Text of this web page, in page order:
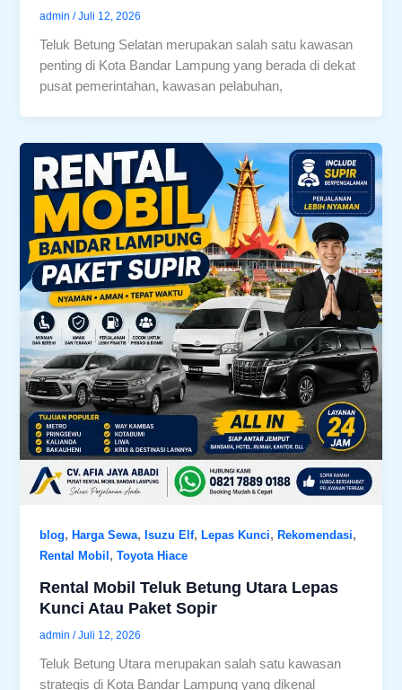
admin/Juli 12, 2026
Teluk Betung Selatan merupakan salah satu kawasan
penting di Kota Bandar Lampung yang berada di dekat
pusat pemerintahan, kawasan pelabuhan,
blog,Harga Sewa, Isuzu Elf,Lepas Kunci,Rekomendasi,
Rental Mobil ,Toyota Hiace
Rental Mobil Teluk Betung Utara Lepas
Kunci Atau Paket Sopir
admin/Juli 12, 2026
Teluk Betung Utara merupakan salah satu kawasan
strategis di Kota Bandar Lampung yang dikenal